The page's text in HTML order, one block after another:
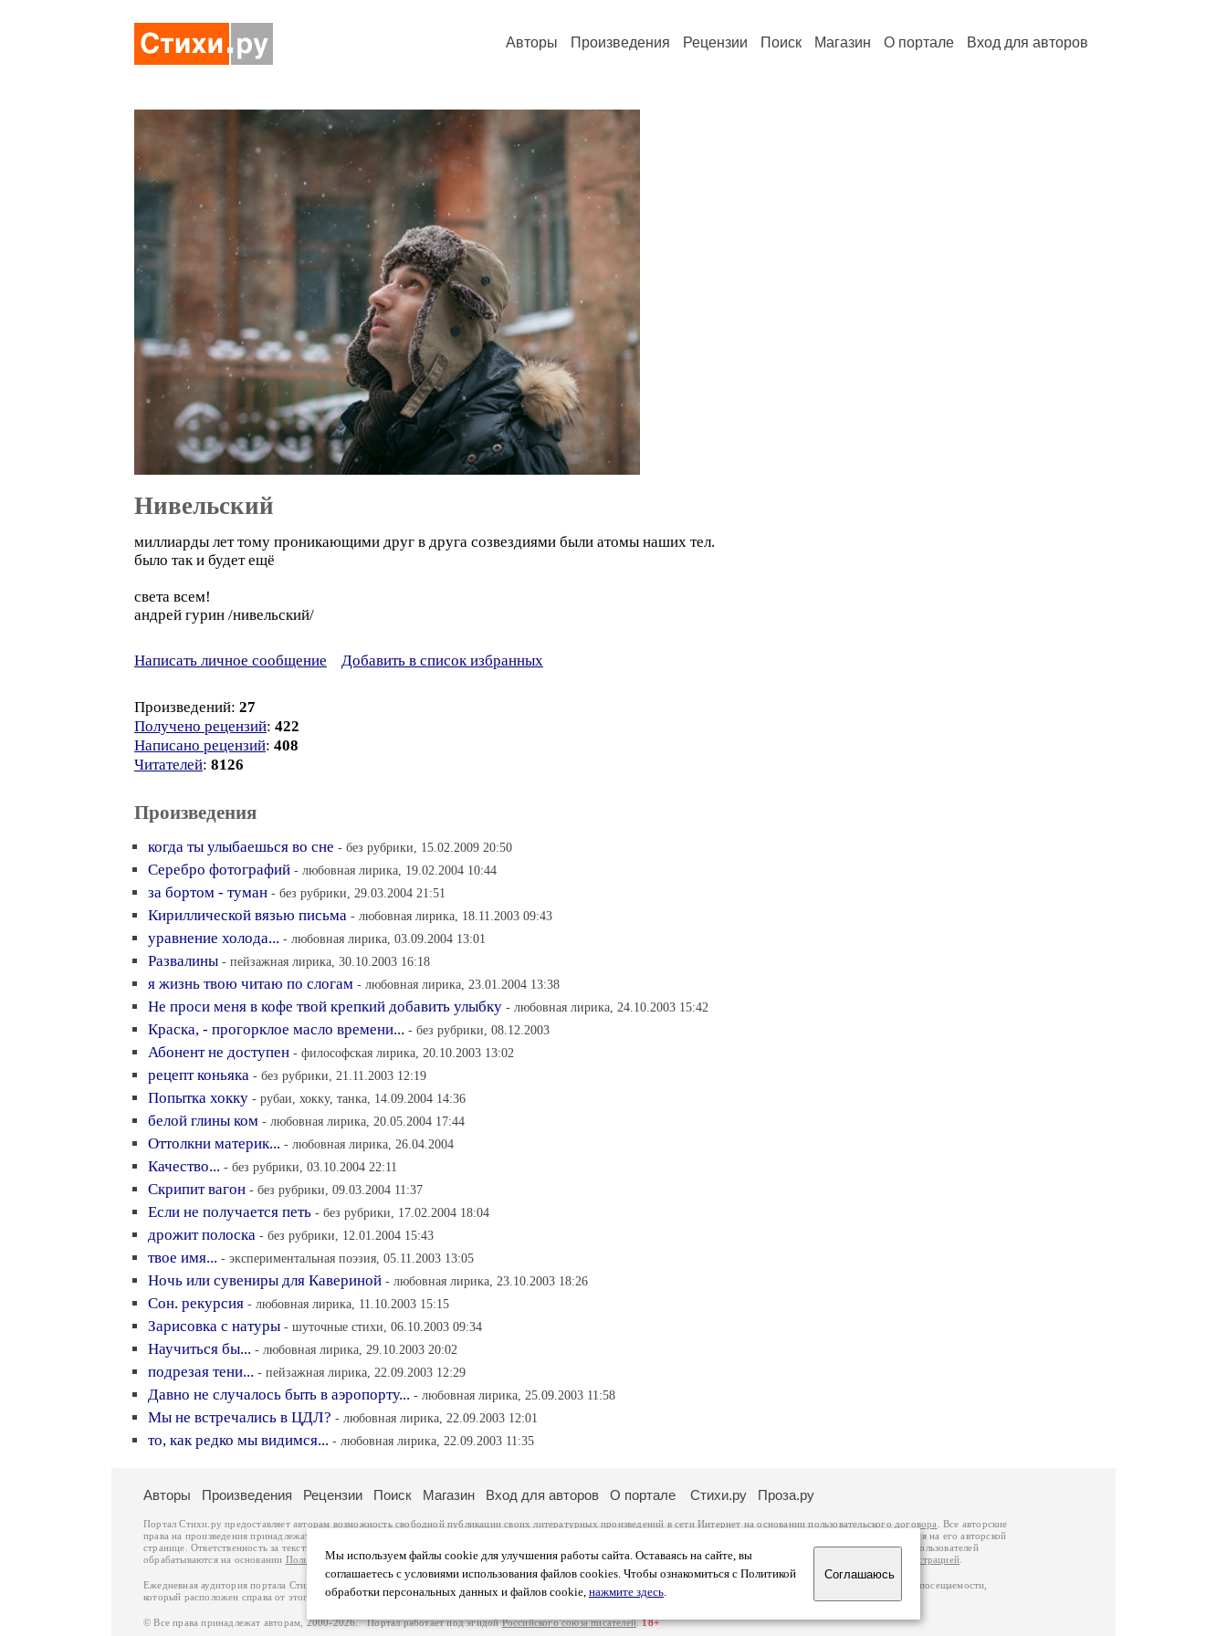
Авторы Произведения Рецензии Поиск Магазин О портале Вход для авторов
Нивельский
миллиарды лет тому проникающими друг в друга созвездиями были атомы наших тел.
было так и будет ещё
света всем!
андрей гурин /нивельский/
Написать личное сообщение Добавить в список избранных
Произведений: 27
Получено рецензий: 422
Написано рецензий: 408
Читателей: 8126
Произведения
когда ты улыбаешься во сне - без рубрики, 15.02.2009 20:50
Серебро фотографий - любовная лирика, 19.02.2004 10:44
за бортом - туман - без рубрики, 29.03.2004 21:51
Кириллической вязью письма - любовная лирика, 18.11.2003 09:43
уравнение холода... - любовная лирика, 03.09.2004 13:01
Развалины - пейзажная лирика, 30.10.2003 16:18
я жизнь твою читаю по слогам - любовная лирика, 23.01.2004 13:38
Не проси меня в кофе твой крепкий добавить улыбку - любовная лирика, 24.10.2003 15:42
Краска, - прогорклое масло времени... - без рубрики, 08.12.2003
Абонент не доступен - философская лирика, 20.10.2003 13:02
рецепт коньяка - без рубрики, 21.11.2003 12:19
Попытка хокку - рубаи, хокку, танка, 14.09.2004 14:36
белой глины ком - любовная лирика, 20.05.2004 17:44
Оттолкни материк... - любовная лирика, 26.04.2004
Качество... - без рубрики, 03.10.2004 22:11
Скрипит вагон - без рубрики, 09.03.2004 11:37
Если не получается петь - без рубрики, 17.02.2004 18:04
дрожит полоска - без рубрики, 12.01.2004 15:43
твое имя... - экспериментальная поэзия, 05.11.2003 13:05
Ночь или сувениры для Кавериной - любовная лирика, 23.10.2003 18:26
Сон. рекурсия - любовная лирика, 11.10.2003 15:15
Зарисовка с натуры - шуточные стихи, 06.10.2003 09:34
Научиться бы... - любовная лирика, 29.10.2003 20:02
подрезая тени... - пейзажная лирика, 22.09.2003 12:29
Давно не случалось быть в аэропорту... - любовная лирика, 25.09.2003 11:58
Мы не встречались в ЦДЛ? - любовная лирика, 22.09.2003 12:01
то, как редко мы видимся... - любовная лирика, 22.09.2003 11:35
Мы используем файлы cookie для улучшения работы сайта. Оставаясь на сайте, вы
соглашаетесь с условиями использования файлов cookies. Чтобы ознакомиться с Политикой
обработки персональных данных и файлов cookie, нажмите здесь.
Соглашаюсь
Авторы Произведения Рецензии Поиск Магазин Вход для авторов О портале Стихи.ру Проза.ру
Портал Стихи.ру предоставляет авторам возможность свободной публикации своих литературных произведений в сети Интернет на основаниипользовательского договора
. Все авторские
права на произведения принадлежат авторам и охраняются
. Перепечатка произведений возможна только с согласия его автора, к которому вы можете обратиться на его авторской
странице. Ответственность за тексты произведений авторы несут самостоятельно на основании
законодательства Российской Федерации. Данные пользователей
обрабатываются на основании Политики обработки персональных данных. Вы также можете посмотреть более подробнуюинформацию о портале связаться с администрацией
Ежедневная аудитория портала Стихи.ру – порядка 200 тысяч посетителей, которые в общей сумме просматривают более двух миллионов страниц по данным счетчика посещаемости,
который расположен справа от этого текста. В каждой графе указано по две цифры: количество просмотров и количество посетителей.
© Все права принадлежат авторам, 2000-2026. Портал работает под эгидойРоссийского союза писателей.18+